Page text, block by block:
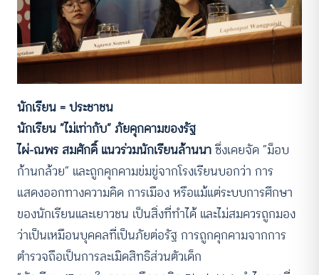
นักเรียน= ประชาชน
นักเรียน “ไม่เท่ากับ” ภัยคุกคามของรัฐ
ไผ่-ณพร สมศักดิ์ แนวร่วมนักเรียนล้านนาซึ่งเคยจัด “ม็อบ
ก้านกล้วย” และถูกคุกคามข่มขู่จากโรงเรียนบอกว่า การ
แสดงออกทางความคิด การเมือง หรือแม้แต่ระบบการศึกษา
ของนักเรียนและเยาวชน เป็นสิ่งที่ทำได้ และไม่สมควรถูกมอง
ว่าเป็นเหมือนบุคคลที่เป็นภัยต่อรัฐ การถูกคุกคามจากการ
ตำรวจถือเป็นการละเมิดสิทธิส่วนตัวเด็ก